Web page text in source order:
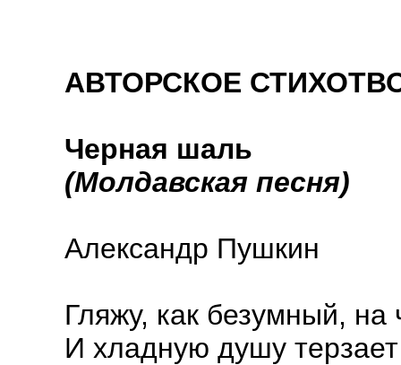
АВТОРСКОЕ
Черная шаль
(Молдавская песня)
Александр Пушкин
Гляжу, как безумный,
И хладную душу